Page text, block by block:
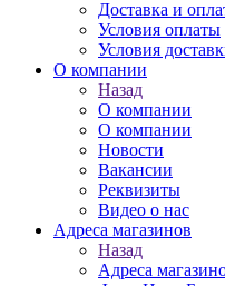
Доставка и
Условия оплаты
Условия
О компании
Назад
О компании
О компании
Новости
Вакансии
Реквизиты
Видео о нас
Адреса магазинов
Назад
Адреса